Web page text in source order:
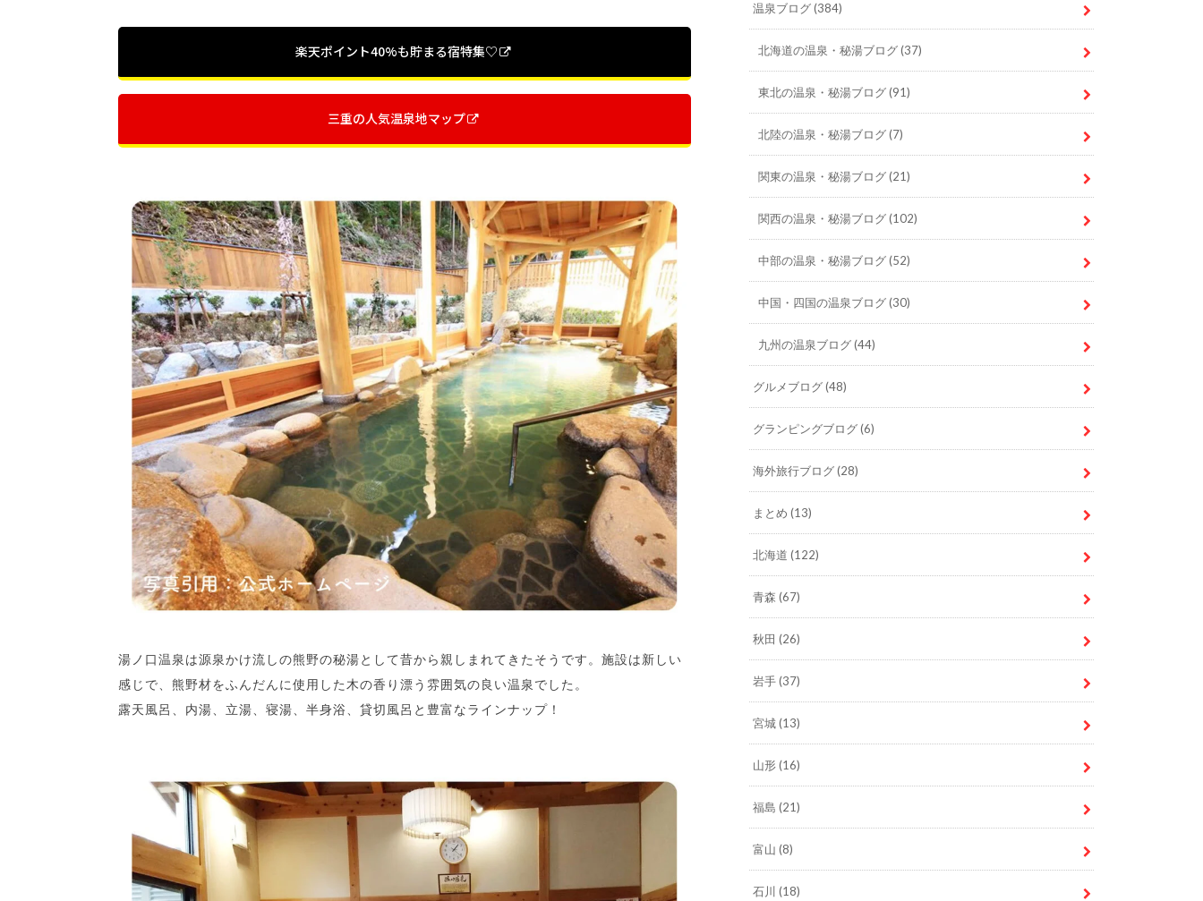
楽天ポイント40%も貯まる宿特集♡
三重の人気温泉地マップ
湯ノ口温泉は源泉かけ流しの熊野の秘湯として昔から親しまれてきたそうです。施設は新しい
感じで、熊野材をふんだんに使用した木の香り漂う雰囲気の良い温泉でした。
露天風呂、内湯、立湯、寝湯、半身浴、貸切風呂と豊富なラインナップ！
温泉ブログ(384)
北海道の温泉・秘湯ブログ(37)
東北の温泉・秘湯ブログ(91)
北陸の温泉・秘湯ブログ(7)
関東の温泉・秘湯ブログ(21)
関西の温泉・秘湯ブログ(102)
中部の温泉・秘湯ブログ(52)
中国・四国の温泉ブログ(30)
九州の温泉ブログ(44)
グルメブログ(48)
グランピングブログ(6)
海外旅行ブログ(28)
まとめ (13)
北海道 (122)
青森 (67)
秋田 (26)
岩手(37)
宮城(13)
山形(16)
福島 (21)
富山 (8)
石川 (18)